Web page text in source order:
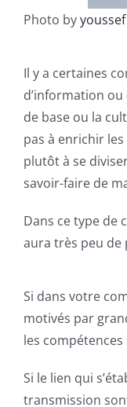
Photo by
Il y a certaines
d’information
de base ou la
pas à enrichir
plutôt à se
savoir-faire de
Dans ce type de
aura très peu de
Si dans votre
motivés par
les
Si le lien qui
transmission